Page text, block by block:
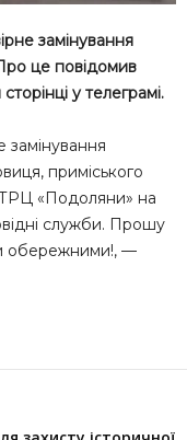
замінування
це повідомив
у телеграмі.
приміського
ТРЦ «Подоляни» на
служби. Прошу
обережними!, —